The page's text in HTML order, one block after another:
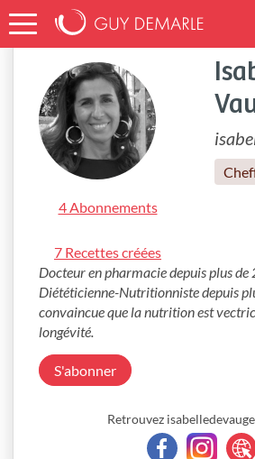
Accueil isabelledevaugelas
4 Abonnements
7 Recettes créées
Docteur en pharmacie depuis plus de
Diététicienne-Nutritionniste depuis
convaincue que la nutrition est
longévité.
S'abonner
Retrouvez